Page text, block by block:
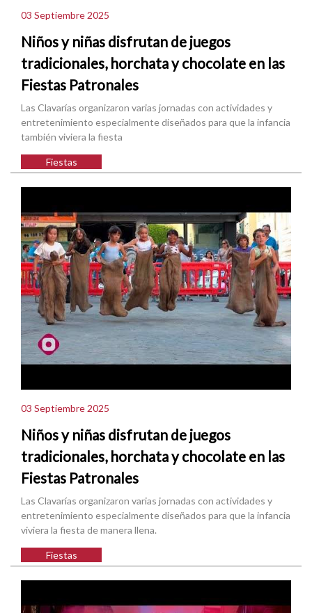
03 Septiembre 2025
Niños y niñas disfrutan de juegos
tradicionales, horchata y chocolate en las
Fiestas Patronales
Las Clavarías organizaron varias jornadas con actividades y
entretenimiento especialmente diseñados para que la infancia
también viviera la fiesta
Fiestas
03 Septiembre 2025
Niños y niñas disfrutan de juegos
tradicionales, horchata y chocolate en las
Fiestas Patronales
Las Clavarías organizaron varias jornadas con actividades y
entretenimiento especialmente diseñados para que la infancia
viviera la fiesta de manera llena.
Fiestas